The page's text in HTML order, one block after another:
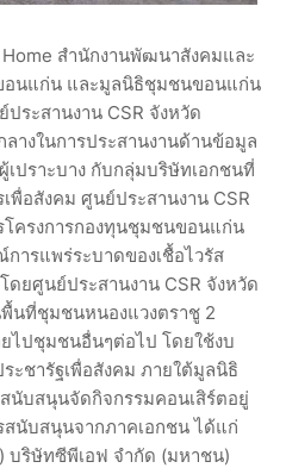
สำนักงานพัฒนาสังคมและ
อนแก่น และมูลนิธิชุมชนขอนแก่น
ระสานงาน CSR จังหวัด
างในการประสานงานด้านข้อมูล
ปราะบาง กับกลุ่มบริษัทเอกชนที่
พื่อสังคม ศูนย์ประสานงาน CSR
ครงการกองทุนชุมชนขอนแก่น
ารแพร่ระบาดของเชื้อไวรัส
ดยศูนย์ประสานงาน CSR จังหวัด
นที่ชุมชนหนองแวงตราชู 2
ไปชุมชนอื่นๆต่อไป โดยใช้งบ
ะชารัฐเพื่อสังคม ภายใต้มูลนิธิ
บสนุนจัดกิจกรรมคอนเสิร์ตอยู่
สนับสนุนจากภาคเอกชน ได้แก่
ริษัทซีพีเอฟ จำกัด (มหาชน)